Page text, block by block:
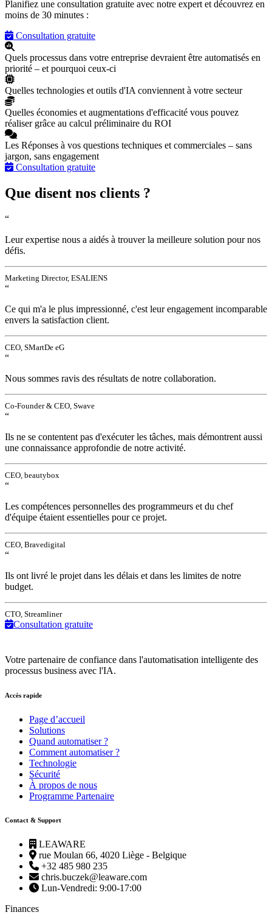
Planifiez une consultation gratuite avec notre expert et découvrez en
moins de 30 minutes :
Consultation gratuite
Quels processus dans votre entreprise devraient être automatisés en
priorité – et pourquoi ceux-ci
Quelles technologies et outils d'IA conviennent à votre secteur
Quelles économies et augmentations d'efficacité vous pouvez
réaliser grâce au calcul préliminaire du ROI
Les Réponses à vos questions techniques et commerciales – sans
jargon, sans engagement
Consultation gratuite
Que disent nos clients ?
“
Leur expertise nous a aidés à trouver la meilleure solution pour nos
défis.
Marketing Director, ESALIENS
“
Ce qui m'a le plus impressionné, c'est leur engagement incomparable
envers la satisfaction client.
CEO, SMartDe eG
“
Nous sommes ravis des résultats de notre collaboration.
Co-Founder & CEO, Swave
“
Ils ne se contentent pas d'exécuter les tâches, mais démontrent aussi
une connaissance approfondie de notre activité.
CEO, beautybox
“
Les compétences personnelles des programmeurs et du chef
d'équipe étaient essentielles pour ce projet.
CEO, Bravedigital
“
Ils ont livré le projet dans les délais et dans les limites de notre
budget.
CTO, Streamliner
Consultation gratuite
Votre partenaire de confiance dans l'automatisation intelligente des
processus business avec l'IA.
Accès rapide
Page d’accueil
Solutions
Quand automatiser ?
Comment automatiser ?
Technologie
Sécurité
À propos de nous
Programme Partenaire
Contact & Support
LEAWARE
rue Moulan 66, 4020 Liège - Belgique
+32 485 980 235
chris.buczek@leaware.com
Lun-Vendredi: 9:00-17:00
Finances